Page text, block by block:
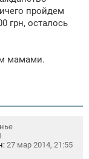
пройдем
грн, осталось
мамами.
27 мар 2014, 21:55